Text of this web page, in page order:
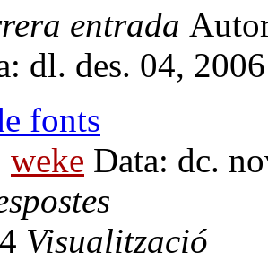
entrada
dl. des. 04,
fonts
weke Data: dc.
Visualització